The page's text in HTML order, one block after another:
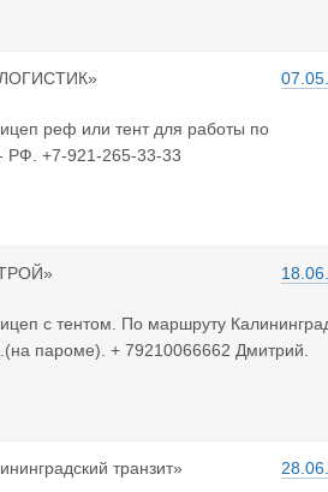
реф или тент для работы по
РФ. +7-921-265-33-33
с тентом. По маршруту
пароме). + 79210066662 Дмитрий.
транзит»